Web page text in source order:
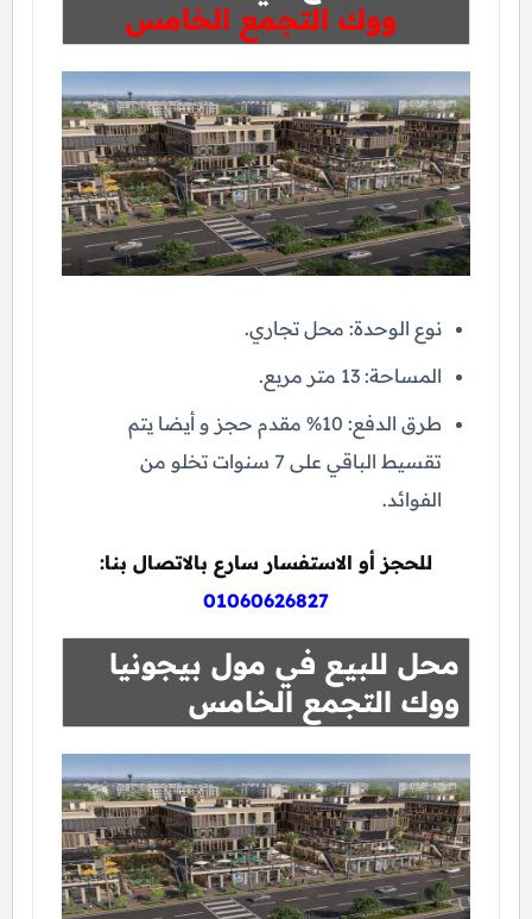
ووك التجمع الخامس
نوع الوحدة: محل تجاري.
المساحة: 13 متر مربع.
طرق الدفع: 10% مقدم حجز و أيضا يتم
تقسيط الباقي على 7 سنوات تخلو من
الفوائد.
للحجز أو الاستفسار سارع بالاتصال بنا:
01060626827
محل للبيع في مول بيجونيا
ووك التجمع الخامس